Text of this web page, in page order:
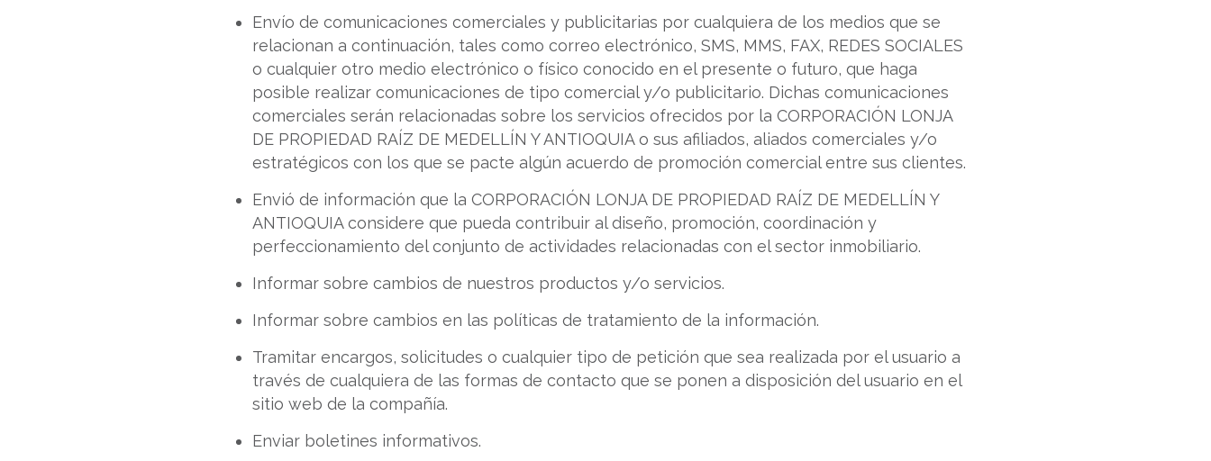
Envío de comunicaciones comerciales y publicitarias por cualquiera de los medios que se
relacionan a continuación, tales como correo electrónico, SMS, MMS, FAX, REDES SOCIALES
o cualquier otro medio electrónico o físico conocido en el presente o futuro, que haga
posible realizar comunicaciones de tipo comercial y/o publicitario. Dichas comunicaciones
comerciales serán relacionadas sobre los servicios ofrecidos por la CORPORACIÓN LONJA
DE PROPIEDAD RAÍZ DE MEDELLÍN Y ANTIOQUIA o sus afiliados, aliados comerciales y/o
estratégicos con los que se pacte algún acuerdo de promoción comercial entre sus clientes.
Envió de información que la CORPORACIÓN LONJA DE PROPIEDAD RAÍZ DE MEDELLÍN Y
ANTIOQUIA considere que pueda contribuir al diseño, promoción, coordinación y
perfeccionamiento del conjunto de actividades relacionadas con el sector inmobiliario.
Informar sobre cambios de nuestros productos y/o servicios.
Informar sobre cambios en las políticas de tratamiento de la información.
Tramitar encargos, solicitudes o cualquier tipo de petición que sea realizada por el usuario a
través de cualquiera de las formas de contacto que se ponen a disposición del usuario en el
sitio web de la compañía.
Enviar boletines informativos.